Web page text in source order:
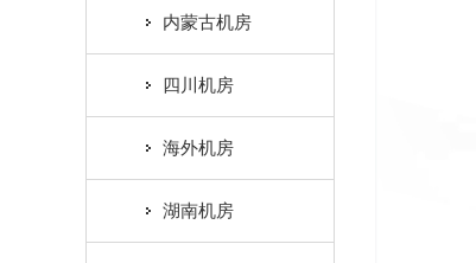
内蒙古机房
四川机房
海外机房
湖南机房